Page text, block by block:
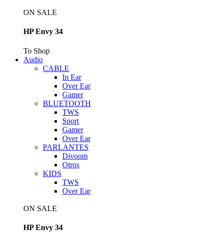
ON SALE
HP Envy 34
To Shop
Audio
CABLE
In Ear
Over Ear
Gamer
BLUETOOTH
TWS
Sport
Gamer
Over Ear
PARLANTES
Divoom
Otros
KIDS
TWS
Over Ear
ON SALE
HP Envy 34